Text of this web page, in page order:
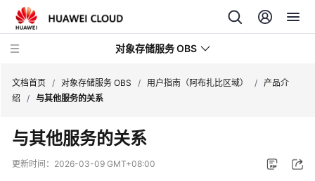
对象存储服务 OBS
最
新
动
文档首页 / 对象存储服务 OBS / 用户指南（阿布扎比区域） / 产品介
绍
/ 与其他服务的关系
与其他服务的关系
更新时间： 2026-03-09 GMT+08:00